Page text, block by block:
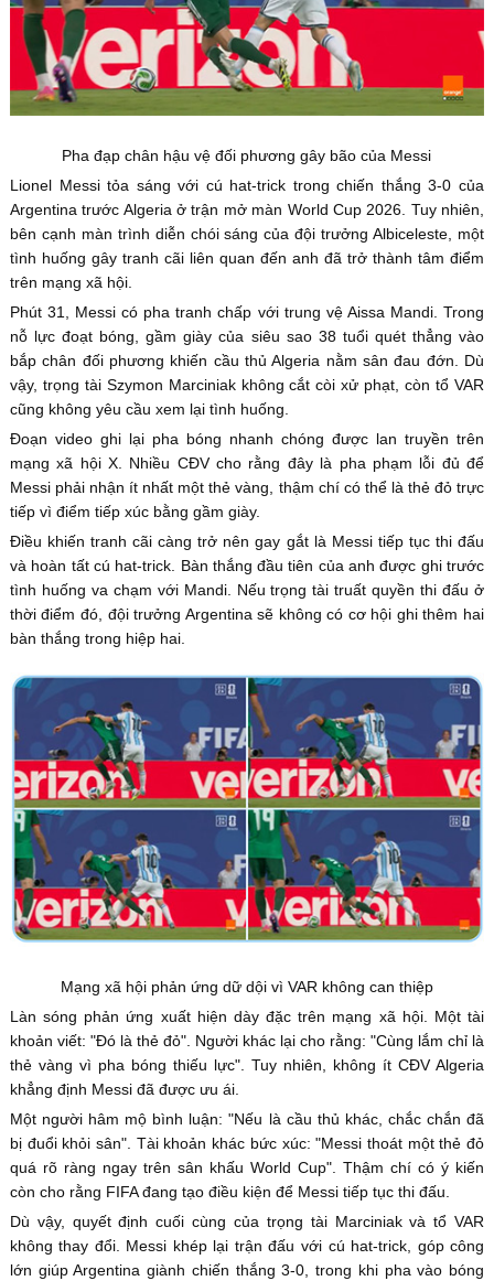
Pha đạp chân hậu vệ đối phương gây bão của Messi
Lionel Messi tỏa sáng với cú hat-trick trong chiến thắng 3-0 của
Argentina trước Algeria ở trận mở màn World Cup 2026. Tuy nhiên,
bên cạnh màn trình diễn chói sáng của đội trưởng Albiceleste, một
tình huống gây tranh cãi liên quan đến anh đã trở thành tâm điểm
trên mạng xã hội.
Phút 31, Messi có pha tranh chấp với trung vệ Aissa Mandi. Trong
nỗ lực đoạt bóng, gầm giày của siêu sao 38 tuổi quét thẳng vào
bắp chân đối phương khiến cầu thủ Algeria nằm sân đau đớn. Dù
vậy, trọng tài Szymon Marciniak không cắt còi xử phạt, còn tổ VAR
cũng không yêu cầu xem lại tình huống.
Đoạn video ghi lại pha bóng nhanh chóng được lan truyền trên
mạng xã hội X. Nhiều CĐV cho rằng đây là pha phạm lỗi đủ để
Messi phải nhận ít nhất một thẻ vàng, thậm chí có thể là thẻ đỏ trực
tiếp vì điểm tiếp xúc bằng gầm giày.
Điều khiến tranh cãi càng trở nên gay gắt là Messi tiếp tục thi đấu
và hoàn tất cú hat-trick. Bàn thắng đầu tiên của anh được ghi trước
tình huống va chạm với Mandi. Nếu trọng tài truất quyền thi đấu ở
thời điểm đó, đội trưởng Argentina sẽ không có cơ hội ghi thêm hai
bàn thắng trong hiệp hai.
Mạng xã hội phản ứng dữ dội vì VAR không can thiệp
Làn sóng phản ứng xuất hiện dày đặc trên mạng xã hội. Một tài
khoản viết: "Đó là thẻ đỏ". Người khác lại cho rằng: "Cùng lắm chỉ là
thẻ vàng vì pha bóng thiếu lực". Tuy nhiên, không ít CĐV Algeria
khẳng định Messi đã được ưu ái.
Một người hâm mộ bình luận: "Nếu là cầu thủ khác, chắc chắn đã
bị đuổi khỏi sân". Tài khoản khác bức xúc: "Messi thoát một thẻ đỏ
quá rõ ràng ngay trên sân khấu World Cup". Thậm chí có ý kiến
còn cho rằng FIFA đang tạo điều kiện để Messi tiếp tục thi đấu.
Dù vậy, quyết định cuối cùng của trọng tài Marciniak và tổ VAR
không thay đổi. Messi khép lại trận đấu với cú hat-trick, góp công
lớn giúp Argentina giành chiến thắng 3-0, trong khi pha vào bóng